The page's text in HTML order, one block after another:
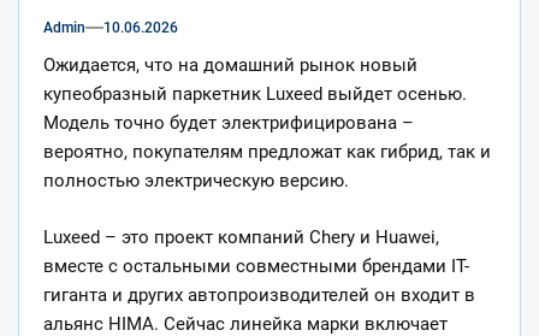
Admin 10.06.2026
Ожидается, что на домашний рынок новый
купеобразный паркетник Luxeed выйдет осенью.
Модель точно будет электрифицирована –
вероятно, покупателям предложат как гибрид, так и
полностью электрическую версию.
Luxeed – это проект компаний Chery и Huawei,
вместе с остальными совместными брендами IT-
гиганта и других автопроизводителей он входит в
альянс HIMA. Сейчас линейка марки включает